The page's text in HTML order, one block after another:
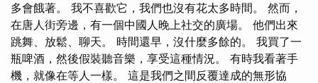
多會餓著。 我不喜歡它，我們也沒有花太多時間。 然而，
在唐人街旁邊，有一個中國人晚上社交的廣場。 他們出來
跳舞、放鬆、聊天。 時間還早，沒什麼多餘的。 我買了一
瓶啤酒，然後假裝聽音樂，享受這種情況。 有時我看著手
機，就像在等人一樣。 這是我們之間反覆達成的無形協